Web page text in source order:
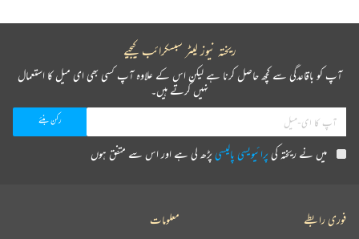
ریختہ نیوز لیٹر سبسکرائب کیجیے
آپ کو باقاعدگی سے کچھ حاصل کرنا ہے لیکن اس کے علاوہ آپ کسی بھی ای میل کا استعمال
نہیں کرتے ہیں۔
میں نے ریختہ کیپرائیویسی پالیسیپڑھ لی ہے اور اس سے متفق ہوں
فوری رابطے معلومات